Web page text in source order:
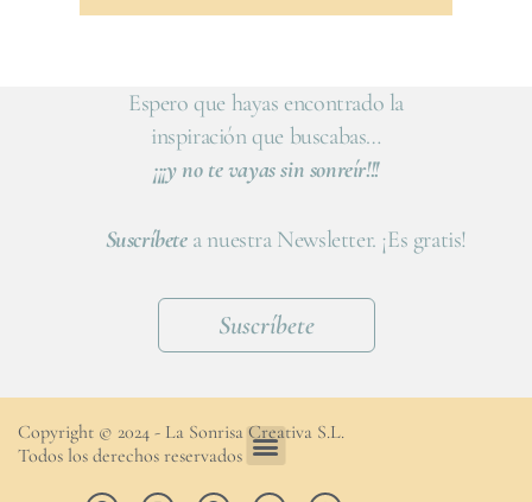
Espero que hayas encontrado la
inspiración que buscabas…
¡¡¡y no te vayas sin sonreír!!!
Suscríbetea nuestra Newsletter. ¡Es gratis!
Suscríbete
Copyright © 2024 - La Sonrisa Creativa S.L.
Todos los derechos reservados